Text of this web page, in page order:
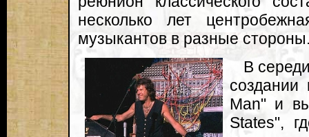
несколько лет
музыкантов в разные
В
создании
Man" и
States",